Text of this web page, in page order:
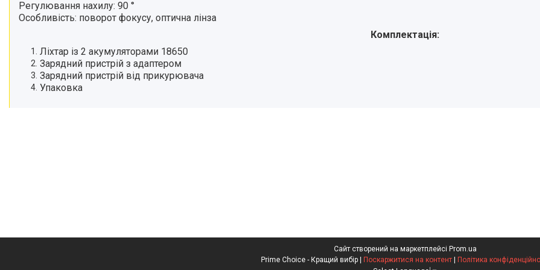
Регулювання нахилу: 90 °
Особливість: поворот фокусу, оптична лінза
Комплектація:
Ліхтар із 2 акумуляторами 18650
Зарядний пристрій з адаптером
Зарядний пристрій від прикурювача
Упаковка
Сайт створений на маркетплейсі Prom.ua
Поскаржитися на контент
Політика